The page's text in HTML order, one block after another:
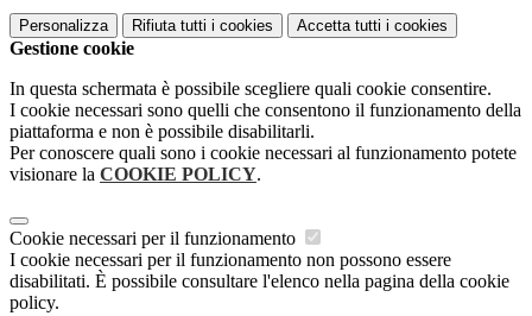
Personalizza Rifiuta tutti i cookies Accetta tutti i cookies
Gestione cookie
In questa schermata è possibile scegliere quali cookie consentire.
I cookie necessari sono quelli che consentono il funzionamento della
piattaforma e non è possibile disabilitarli.
Per conoscere quali sono i cookie necessari al funzionamento potete
visionare la COOKIE POLICY.
Cookie necessari per il funzionamento
I cookie necessari per il funzionamento non possono essere
disabilitati. È possibile consultare l'elenco nella pagina della cookie
policy.